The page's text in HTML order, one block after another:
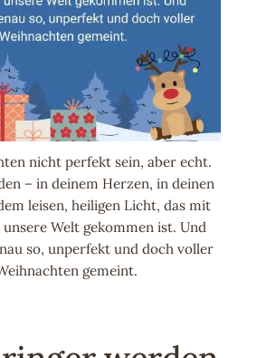
nicht perfekt sein, aber echt.
– in deinem Herzen, in deinen
leisen, heiligen Licht, das mit
Welt gekommen ist. Und
so, unperfekt und doch voller
gemeint.